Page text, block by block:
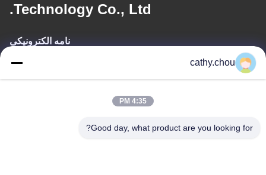
Technology Co., Ltd.
نامه الکترونیکی
cathy@szhjwater.com
آدرس
cathy.chou
4:35 PM
Good day, what product are you looking for?